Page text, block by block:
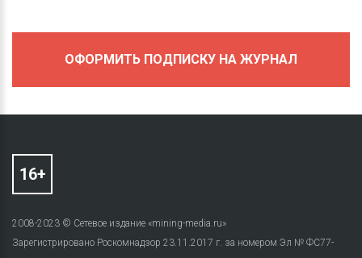
ОФОРМИТЬ ПОДПИСКУ НА ЖУРНАЛ
2008-2023 © Сетевое издание «mining-media.ru»
Зарегистрировано Роскомнадзор 23.11.2017 г. за номером Эл № ФС77-